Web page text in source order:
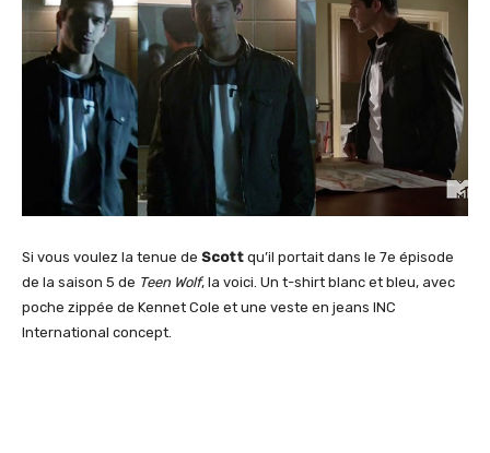
Si vous voulez la tenue de Scott qu’il portait dans le 7e épisode
de la saison 5 de Teen Wolf, la voici. Un t-shirt blanc et bleu, avec
poche zippée de Kennet Cole et une veste en jeans INC
International concept.